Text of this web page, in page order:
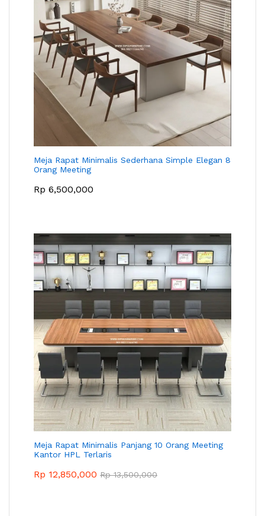
Meja Rapat Minimalis Sederhana Simple Elegan 8
Orang Meeting
Rp 6,500,000
Meja Rapat Minimalis Panjang 10 Orang Meeting
Kantor HPL Terlaris
Rp 12,850,000 Rp13,500,000